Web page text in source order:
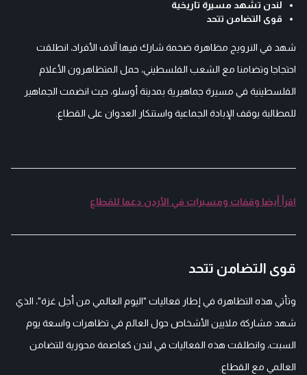
لندن تشهد مسيرة تاريخية
قوى التضامن تتحد
شهد في النرويج مظاهرة ضخمة شارك فيها آلاف الأفراد، انطلقت
احتجاجا وتضامنا مع الشعب الفلسطيني، حمل المتظاهرون الأعلام
الفلسطينية في مسيرة جماهيرية بمدينة أوسلو، حيث انضمت الجماهير
للمطالبة بوقف الإبادة الجماعية واستنكار العدوان على القطاع.
اقرأ أيضا وقفات ومسيرات في الأردن دعما للقطاع
قوى التضامن تتحد
وتأتي هذه التظاهرة في إطار فعاليات "اليوم العالمي من أجل غزة"، الذي
شهد مشاركة ملايين الأشخاص حول العالم في تظاهرات واسعة يوم
السبت، وانطلقت هذه الفعاليات في لندن كعاصمة محورية للتضامن
العالمي مع القطاع.